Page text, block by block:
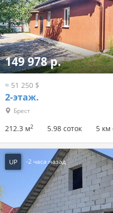
149 978 р.
≈ 51 250 $
2-этаж.
Брест
212.3 м2 5.98 соток 5 км
UP -2 часа назад